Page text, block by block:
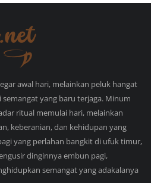
awal hari, melainkan peluk hangat
yang baru terjaga. Minum
ritual memulai hari, melainkan
keberanian, dan kehidupan yang
yang perlahan bangkit di ufuk timur,
dinginnya embun pagi,
semangat yang adakalanya